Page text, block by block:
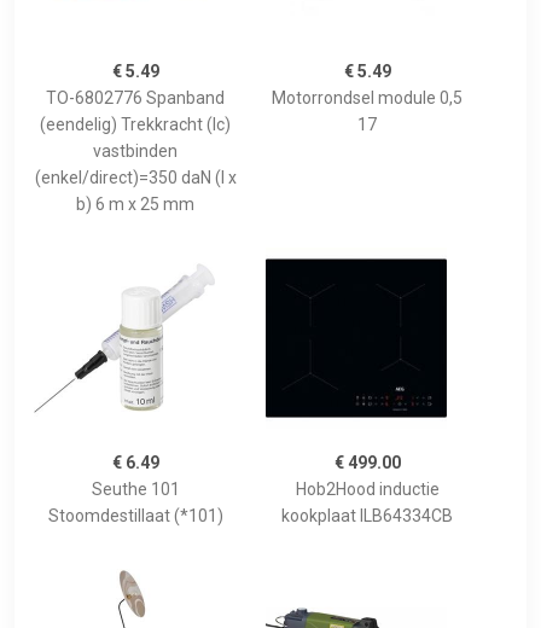
€ 5.49
TO-6802776 Spanband
(eendelig) Trekkracht (lc)
vastbinden
(enkel/direct)=350 daN (l x
b) 6 m x 25 mm
€ 5.49
Motorrondsel module 0,5
17
€ 6.49
Seuthe 101
Stoomdestillaat (*101)
€ 499.00
Hob2Hood inductie
kookplaat ILB64334CB